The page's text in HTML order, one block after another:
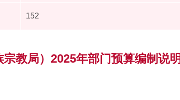
152
教局）2025年部门预算编制说明